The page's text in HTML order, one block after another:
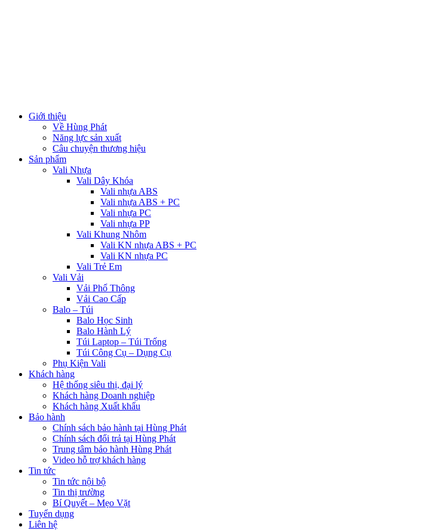
Giới thiệu
Về Hùng Phát
Năng lực sản xuất
Câu chuyện thương hiệu
Sản phẩm
Vali Nhựa
Vali Dây Khóa
Vali nhựa ABS
Vali nhựa ABS + PC
Vali nhựa PC
Vali nhựa PP
Vali Khung Nhôm
Vali KN nhựa ABS + PC
Vali KN nhựa PC
Vali Trẻ Em
Vali Vải
Vải Phổ Thông
Vải Cao Cấp
Balo – Túi
Balo Học Sinh
Balo Hành Lý
Túi Laptop – Túi Trống
Túi Công Cụ – Dụng Cụ
Phụ Kiện Vali
Khách hàng
Hệ thống siêu thị, đại lý
Khách hàng Doanh nghiệp
Khách hàng Xuất khẩu
Bảo hành
Chính sách bảo hành tại Hùng Phát
Chính sách đổi trả tại Hùng Phát
Trung tâm bảo hành Hùng Phát
Video hỗ trợ khách hàng
Tin tức
Tin tức nội bộ
Tin thị trường
Bí Quyết – Mẹo Vặt
Tuyển dụng
Liên hệ